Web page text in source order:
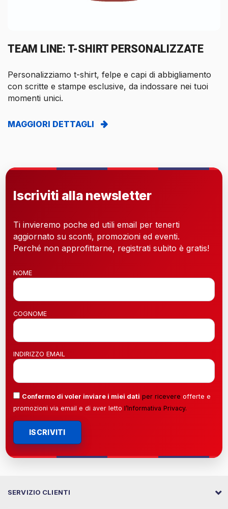
TEAM LINE: T-SHIRT PERSONALIZZATE
Personalizziamo t-shirt, felpe e capi di abbigliamento
con scritte e stampe esclusive, da indossare nei tuoi
momenti unici.
MAGGIORI DETTAGLI
Iscriviti alla newsletter
Ti invieremo poche ed utili email per tenerti
aggiornato su sconti, promozioni ed eventi.
Perché non approfittarne, registrati subito è gratis!
NOME
COGNOME
INDIRIZZO EMAIL
Confermo di voler inviare i miei dati per ricevere offerte e
promozioni via email e di aver letto l’Informativa Privacy.
ISCRIVITI
SERVIZIO CLIENTI